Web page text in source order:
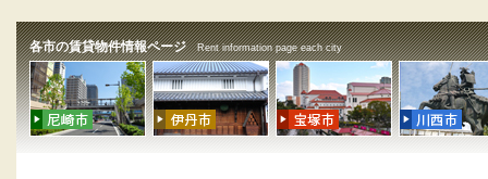
各市の賃貸物件情報ページ Rent information page each city